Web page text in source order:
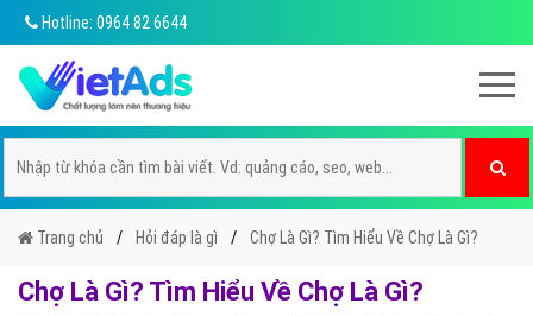
Hotline: 0964 82 6644
Trang chủ Hỏi đáp là gì Chợ Là Gì? Tìm Hiểu Về Chợ Là Gì?
Chợ Là Gì? Tìm Hiểu Về Chợ Là Gì?